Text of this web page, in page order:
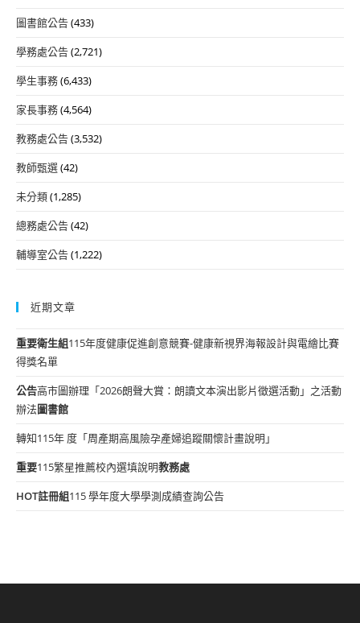
圖書館公告(433)
學務處公告(2,721)
學生事務(6,433)
家長事務(4,564)
教務處公告(3,532)
教師甄選(42)
未分類(1,285)
總務處公告(42)
輔導室公告(1,222)
近期文章
重要衛生組115年度健康促進創意競賽-健康新視界海報設計與電繪比賽
得獎名單
公告高市圖辦理「2026朗聲大賞：朗讀文本演出影片徵選活動」之活動
辦法圖書館
轉知115年 度「周產期高風險孕產婦追蹤關懷計畫說明」
重要115繁星推薦校內選填說明教務處
HOT註冊組115 學年度大學學測成績查詢公告